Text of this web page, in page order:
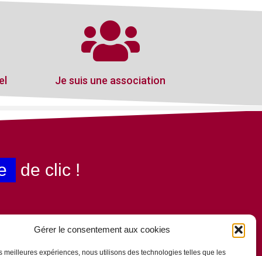
Gérer le consentement aux cookies
meilleures expériences, nous utilisons des technologies telles que les
Je suis une association
de clic !